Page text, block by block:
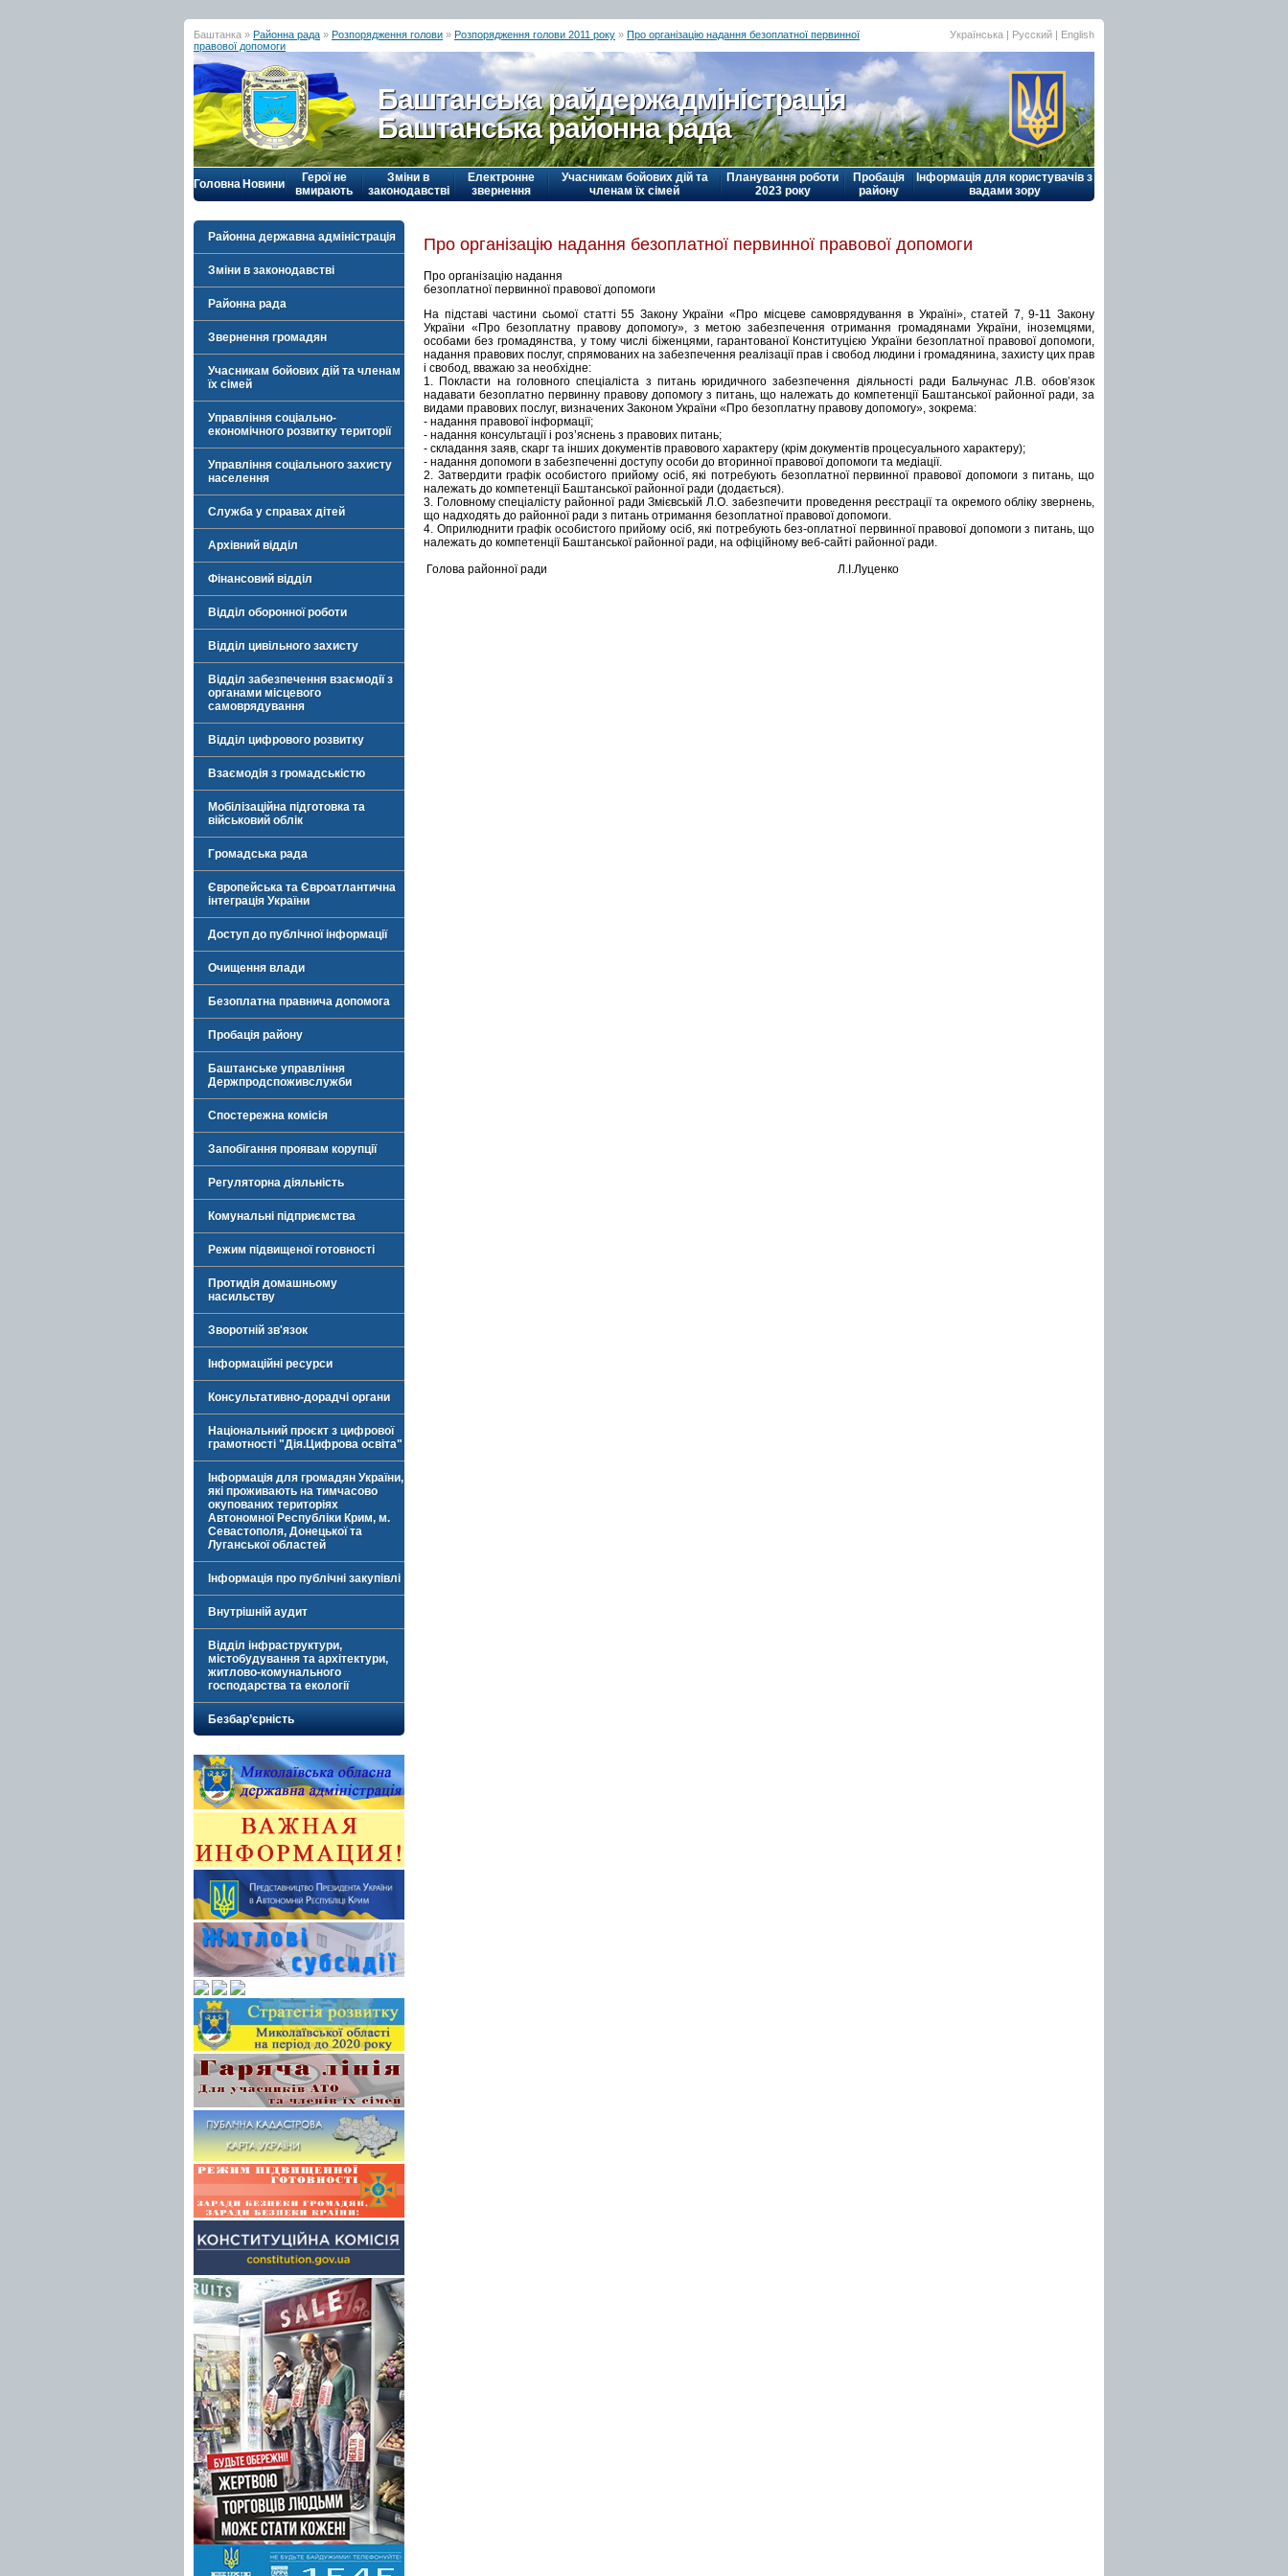
Баштанка » Районна рада » Розпорядження голови » Розпорядження голови 2011 року » Про організацію надання безоплатної первинної
правової допомоги
Українська | Русский | English
Баштанська райдержадміністрація
Баштанська районна рада
Головна Новини
Герої не
вмирають
Зміни в
законодавстві
Електронне
звернення
Учасникам бойових дій та
членам їх сімей
Планування роботи
2023 року
Пробація
району
Інформація для користувачів з
вадами зору
Районна державна адміністрація
Зміни в законодавстві
Районна рада
Звернення громадян
Учасникам бойових дій та членам
їх сімей
Управління соціально-
економічного розвитку території
Управління соціального захисту
населення
Служба у справах дітей
Архівний відділ
Фінансовий відділ
Відділ оборонної роботи
Відділ цивільного захисту
Відділ забезпечення взаємодії з
органами місцевого
самоврядування
Відділ цифрового розвитку
Взаємодія з громадськістю
Мобілізаційна підготовка та
військовий облік
Громадська рада
Європейська та Євроатлантична
інтеграція України
Доступ до публічної інформації
Очищення влади
Безоплатна правнича допомога
Пробація району
Баштанське управління
Держпродспоживслужби
Спостережна комісія
Запобігання проявам корупції
Регуляторна діяльність
Комунальні підприємства
Режим підвищеної готовності
Протидія домашньому
насильству
Зворотній зв'язок
Інформаційні ресурси
Консультативно-дорадчі органи
Національний проєкт з цифрової
грамотності "Дія.Цифрова освіта"
Інформація для громадян України,
які проживають на тимчасово
окупованих територіях
Автономної Республіки Крим, м.
Севастополя, Донецької та
Луганської областей
Інформація про публічні закупівлі
Внутрішній аудит
Відділ інфраструктури,
містобудування та архітектури,
житлово-комунального
господарства та екології
Безбар’єрність
Про організацію надання безоплатної первинної правової допомоги
Про організацію надання
безоплатної первинної правової допомоги
На підставі частини сьомої статті 55 Закону України «Про місцеве самоврядування в Україні», статей 7, 9-11 Закону
України «Про безоплатну правову допомогу», з метою забезпечення отримання громадянами України, іноземцями,
особами без громадянства, у тому числі біженцями, гарантованої Конституцією України безоплатної правової допомоги,
надання правових послуг, спрямованих на забезпечення реалізації прав і свобод людини і громадянина, захисту цих прав
і свобод, вважаю за необхідне:
1. Покласти на головного спеціаліста з питань юридичного забезпечення діяльності ради Бальчунас Л.В. обов’язок
надавати безоплатно первинну правову допомогу з питань, що належать до компетенції Баштанської районної ради, за
видами правових послуг, визначених Законом України «Про безоплатну правову допомогу», зокрема:
- надання правової інформації;
- надання консультації і роз’яснень з правових питань;
- складання заяв, скарг та інших документів правового характеру (крім документів процесуального характеру);
- надання допомоги в забезпеченні доступу особи до вторинної правової допомоги та медіації.
2. Затвердити графік особистого прийому осіб, які потребують безоплатної первинної правової допомоги з питань, що
належать до компетенції Баштанської районної ради (додається).
3. Головному спеціалісту районної ради Змієвській Л.О. забезпечити проведення реєстрації та окремого обліку звернень,
що надходять до районної ради з питань отримання безоплатної правової допомоги.
4. Оприлюднити графік особистого прийому осіб, які потребують без-оплатної первинної правової допомоги з питань, що
належать до компетенції Баштанської районної ради, на офіційному веб-сайті районної ради.
Голова районної ради Л.І.Луценко